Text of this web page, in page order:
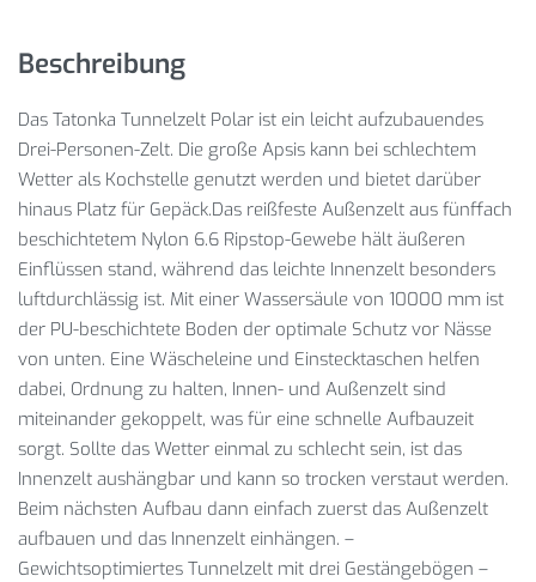
Beschreibung
Das Tatonka Tunnelzelt Polar ist ein leicht aufzubauendes
Drei-Personen-Zelt. Die große Apsis kann bei schlechtem
Wetter als Kochstelle genutzt werden und bietet darüber
hinaus Platz für Gepäck.Das reißfeste Außenzelt aus fünffach
beschichtetem Nylon 6.6 Ripstop-Gewebe hält äußeren
Einflüssen stand, während das leichte Innenzelt besonders
luftdurchlässig ist. Mit einer Wassersäule von 10000 mm ist
der PU-beschichtete Boden der optimale Schutz vor Nässe
von unten. Eine Wäscheleine und Einstecktaschen helfen
dabei, Ordnung zu halten, Innen- und Außenzelt sind
miteinander gekoppelt, was für eine schnelle Aufbauzeit
sorgt. Sollte das Wetter einmal zu schlecht sein, ist das
Innenzelt aushängbar und kann so trocken verstaut werden.
Beim nächsten Aufbau dann einfach zuerst das Außenzelt
aufbauen und das Innenzelt einhängen. –
Gewichtsoptimiertes Tunnelzelt mit drei Gestängebögen –